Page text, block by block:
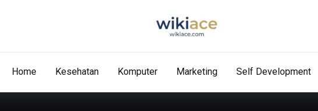
Home Kesehatan Komputer Marketing Self Development